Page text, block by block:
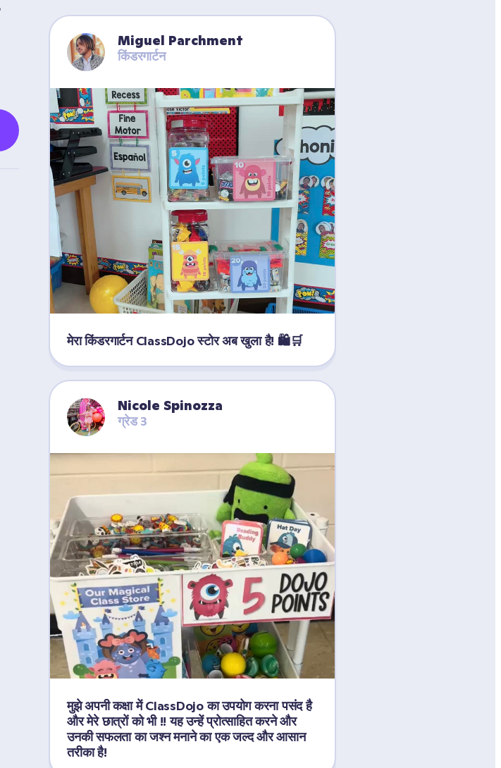
Miguel Parchment
किंडरगार्टन
मेरा किंडरगार्टन ClassDojo स्टोर अब खुला है! 🛍️🛒
Nicole Spinozza
ग्रेड 3
मुझे अपनी कक्षा में ClassDojo का उपयोग करना पसंद है
और मेरे छात्रों को भी !! यह उन्हें प्रोत्साहित करने और
उनकी सफलता का जश्न मनाने का एक जल्द और आसान
तरीका है!